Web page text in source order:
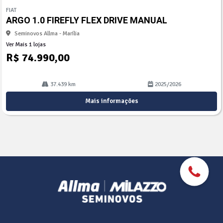
arti
lhe
FIAT
ARGO 1.0 FIREFLY FLEX DRIVE MANUAL
Seminovos Allma - Marília
Ver Mais 1 lojas
R$ 74.990,00
37.439 km 2025/2026
Mais informações